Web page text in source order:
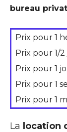
bureau
Prix pour 1
Prix pour 1/
Prix pour 1
Prix pour 1
Prix pour 1
La location